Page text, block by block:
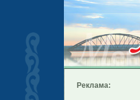
Реклама: